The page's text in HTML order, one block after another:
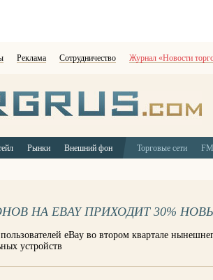
Реклама Сотрудничество Журнал «Новости
Рынки Внешний фон Торговые сети
НА EBAY ПРИХОДИТ 30%
eBay во втором квартале
устройств